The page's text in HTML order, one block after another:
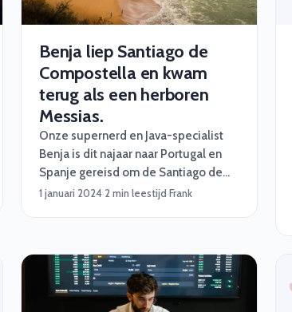
Benja liep Santiago de
Compostella en kwam
terug als een herboren
Messias.
Onze supernerd en Java-specialist
Benja is dit najaar naar Portugal en
Spanje gereisd om de Santiago de
Compostella af te leggen. Een
heeft opgeleverd.
1 januari 2024·2 min leestijd·Frank